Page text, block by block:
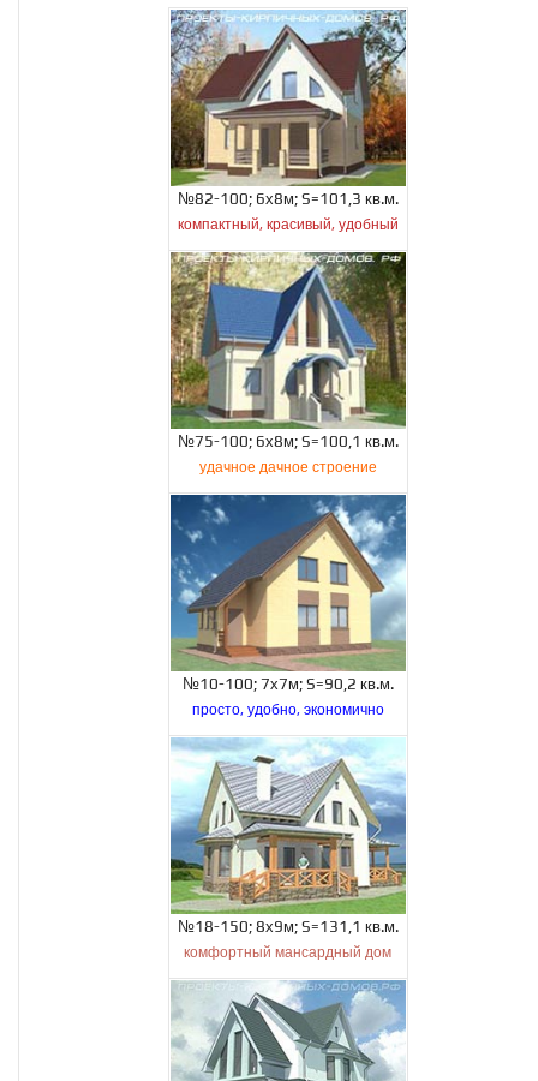
№82-100; 6х8м; S=101,3 кв.м.
компактный, красивый, удобный
№75-100; 6х8м; S=100,1 кв.м.
удачное дачное строение
№10-100; 7х7м; S=90,2 кв.м.
просто, удобно, экономично
№18-150; 8х9м; S=131,1 кв.м.
комфортный мансардный дом